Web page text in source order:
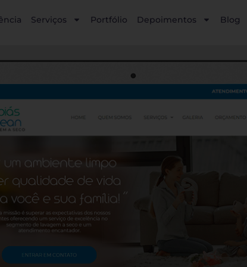
Serviços Portfólio Depoimentos Blog